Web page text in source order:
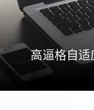
高逼格自适